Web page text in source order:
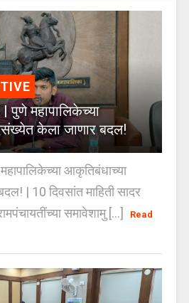
महापालिकेच्या
केला जाणार बदल!
आकृतिबंधाच्या
| 10 दिवसांत माहिती सादर
समावेशामु [...]
Read